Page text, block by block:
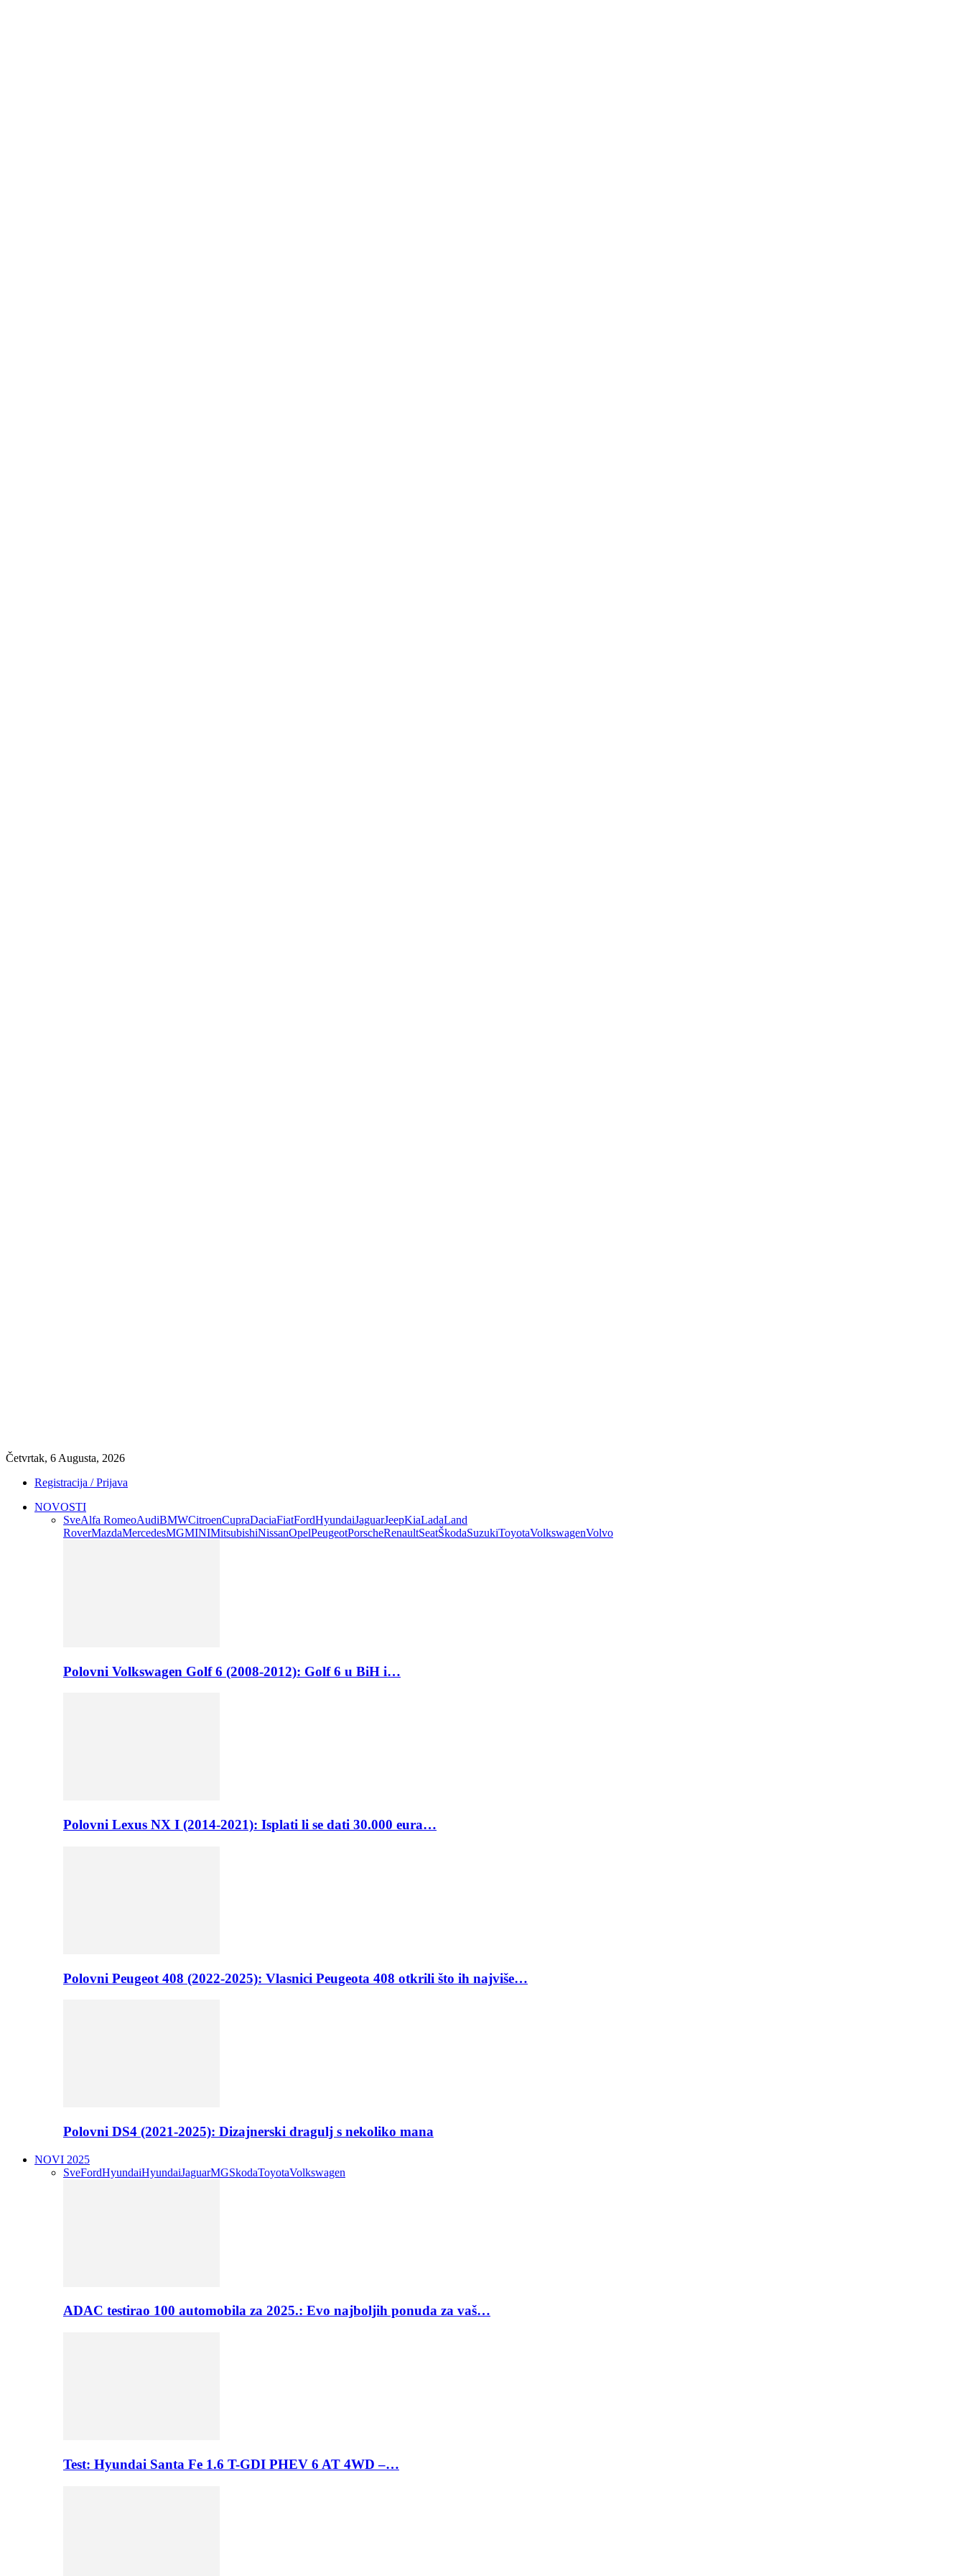
Četvrtak, 6 Augusta, 2026
Registracija / Prijava
NOVOSTI
SveAlfa RomeoAudiBMWCitroenCupraDaciaFiatFordHyundaiJaguarJeepKiaLadaLand
RoverMazdaMercedesMGMINIMitsubishiNissanOpelPeugeotPorscheRenaultSeatŠkodaSuzukiToyotaVolkswagenVolvo
Polovni Volkswagen Golf 6 (2008-2012): Golf 6 u BiH i…
Polovni Lexus NX I (2014-2021): Isplati li se dati 30.000 eura…
Polovni Peugeot 408 (2022-2025): Vlasnici Peugeota 408 otkrili što ih najviše…
Polovni DS4 (2021-2025): Dizajnerski dragulj s nekoliko mana
NOVI 2025
SveFordHyundaiHyundaiJaguarMGSkodaToyotaVolkswagen
ADAC testirao 100 automobila za 2025.: Evo najboljih ponuda za vaš…
Test: Hyundai Santa Fe 1.6 T-GDI PHEV 6 AT 4WD –…